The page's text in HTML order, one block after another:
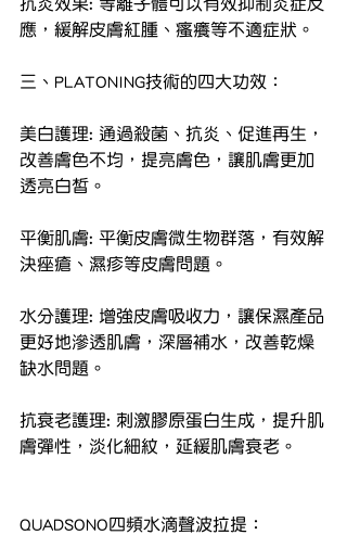
應，緩解皮膚紅腫、瘙癢等不適症狀。
三、PLATONING技術的四大功效：
美白護理: 通過殺菌、抗炎、促進再生，
改善膚色不均，提亮膚色，讓肌膚更加
透亮白皙。
平衡肌膚: 平衡皮膚微生物群落，有效解
決痤瘡、濕疹等皮膚問題。
⽔分護理: 增強皮膚吸收力，讓保濕產品
更好地滲透肌膚，深層補水，改善乾燥
缺水問題。
抗衰⽼護理: 刺激膠原蛋白生成，提升肌
膚彈性，淡化細紋，延緩肌膚衰老。
QUADSONO四頻水滴聲波拉提：